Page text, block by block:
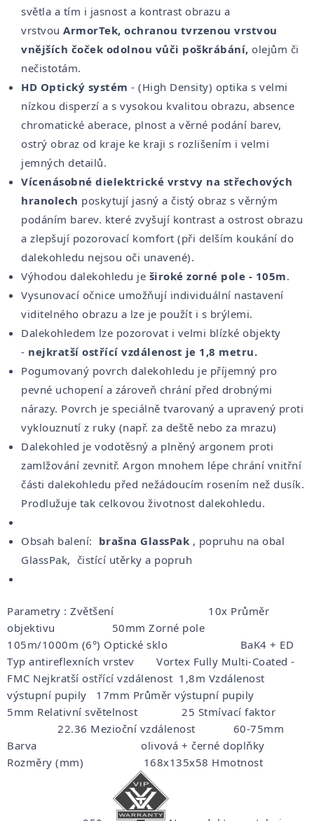
světla a tím i jasnost a kontrast obrazu a
vrstvou ArmorTek, ochranou tvrzenou vrstvou
vnějších čoček odolnou vůči poškrábání, olejům či
nečistotám.
HD Optický systém - (High Density) optika s velmi
nízkou disperzí a s vysokou kvalitou obrazu, absence
chromatické aberace, plnost a věrné podání barev,
ostrý obraz od kraje ke kraji s rozlišením i velmi
jemných detailů.
Vícenásobné dielektrické vrstvy na střechových
hranolech poskytují jasný a čistý obraz s věrným
podáním barev. které zvyšují kontrast a ostrost obrazu
a zlepšují pozorovací komfort (při delším koukání do
dalekohledu nejsou oči unavené).
Výhodou dalekohledu je široké zorné pole - 105m.
Vysunovací očnice umožňují individuální nastavení
viditelného obrazu a lze je použít i s brýlemi.
Dalekohledem lze pozorovat i velmi blízké objekty
- nejkratší ostřící vzdálenost je 1,8 metru.
Pogumovaný povrch dalekohledu je příjemný pro
pevné uchopení a zároveň chrání před drobnými
nárazy. Povrch je speciálně tvarovaný a upravený proti
vyklouznutí z ruky (např. za deště nebo za mrazu)
Dalekohled je vodotěsný a plněný argonem proti
zamlžování zevnitř. Argon mnohem lépe chrání vnitřní
části dalekohledu před nežádoucím rosením než dusík.
Prodlužuje tak celkovou životnost dalekohledu.
Obsah balení: brašna GlassPak , popruhu na obal
GlassPak, čistící utěrky a popruh
Parametry : Zvětšení 10x Průměr
objektivu 50mm Zorné pole
105m/1000m (6°) Optické sklo BaK4 + ED
Typ antireflexních vrstev Vortex Fully Multi-Coated -
FMC Nejkratší ostřící vzdálenost 1,8m Vzdálenost
výstupní pupily 17mm Průměr výstupní pupily
5mm Relativní světelnost 25 Stmívací faktor
22.36 Mezioční vzdálenost 60-75mm
Barva olivová + černé doplňky
Rozměry (mm) 168x135x58 Hmotnost